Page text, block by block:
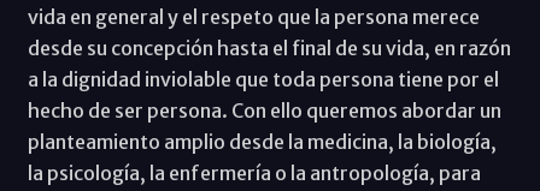
vida en general y el respeto que la persona merece
desde su concepción hasta el final de su vida, en razón
a la dignidad inviolable que toda persona tiene por el
hecho de ser persona. Con ello queremos abordar un
planteamiento amplio desde la medicina, la biología,
la psicología, la enfermería o la antropología, para